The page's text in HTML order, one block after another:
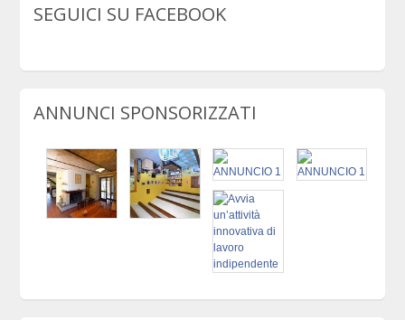
SEGUICI SU FACEBOOK
ANNUNCI SPONSORIZZATI